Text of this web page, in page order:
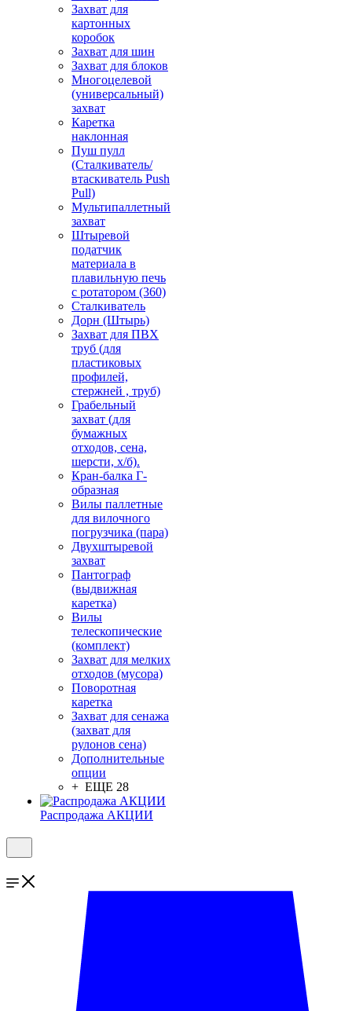
Захват для
картонных
коробок
Захват для шин
Захват для блоков
Многоцелевой
(универсальный)
захват
Каретка
наклонная
Пуш пулл
(Сталкиватель/
втаскиватель Push
Pull)
Мультипаллетный
захват
Штыревой
податчик
материала в
плавильную печь
с ротатором (360)
Сталкиватель
Дорн (Штырь)
Захват для ПВХ
труб (для
пластиковых
профилей,
стержней , труб)
Грабельный
захват (для
бумажных
отходов, сена,
шерсти, х/б).
Кран-балка Г-
образная
Вилы паллетные
для вилочного
погрузчика (пара)
Двухштыревой
захват
Пантограф
(выдвижная
каретка)
Вилы
телескопические
(комплект)
Захват для мелких
отходов (мусора)
Поворотная
каретка
Захват для сенажа
(захват для
рулонов сена)
Дополнительные
опции
+ ЕЩЕ 28
Распродажа АКЦИИ